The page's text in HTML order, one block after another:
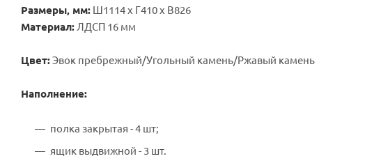
Размеры, мм: Ш1114 х Г410 х В826
Материал: ЛДСП 16 мм
Цвет:Эвок пребрежный/Угольный камень/Ржавый камень
Наполнение:
полка закрытая - 4 шт;
ящик выдвижной - 3 шт.